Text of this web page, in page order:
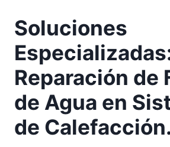
Soluciones
Reparación de
de Agua en
de